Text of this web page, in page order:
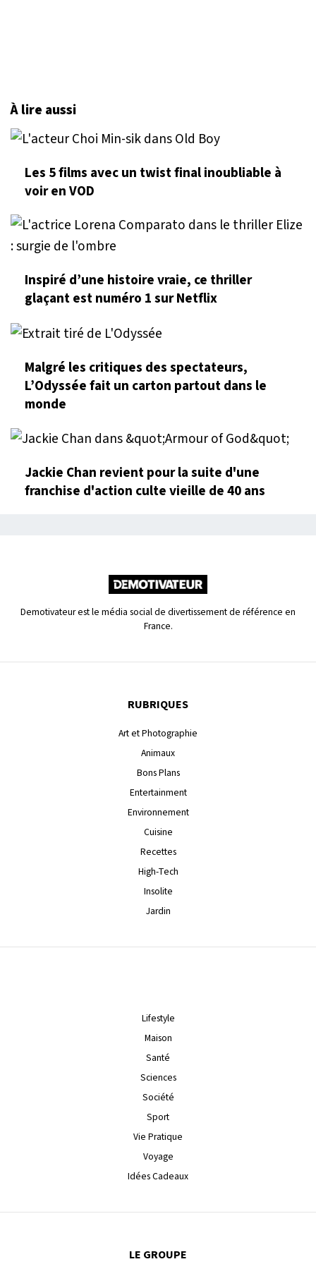
À lire aussi
Les 5 films avec un twist final inoubliable à
voir en VOD
Inspiré d’une histoire vraie, ce thriller
glaçant est numéro 1 sur Netflix
Malgré les critiques des spectateurs,
L’Odyssée fait un carton partout dans le
monde
Jackie Chan revient pour la suite d'une
franchise d'action culte vieille de 40 ans
Demotivateur est le média social de divertissement de référence en
France.
RUBRIQUES
Art et Photographie
Animaux
Bons Plans
Entertainment
Environnement
Cuisine
Recettes
High-Tech
Insolite
Jardin
Lifestyle
Maison
Santé
Sciences
Société
Sport
Vie Pratique
Voyage
Idées Cadeaux
LE GROUPE